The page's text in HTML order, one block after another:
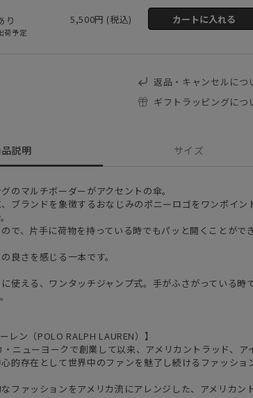
り
荷予定
5,500円 (税込)
返品・キャンセルにつ
ギフトラッピングにつ
説明 サイズ
のマルチボーダーがアクセントの傘。
ブランドを象徴するおなじみのポニーロゴをワンポイン
で、片手に荷物を持っている時でもパッと開くことがで
良さを感じる一本です。
使える、ワンタッチジャンプ式。手がふさがっている時
レン（POLO RALPH LAUREN）】
ニューヨークで創業して以来、アメリカントラッド、ア
的存在として世界中のファンを魅了し続けるファッショ
ファッションをアメリカ流にアレンジした、アメリカン